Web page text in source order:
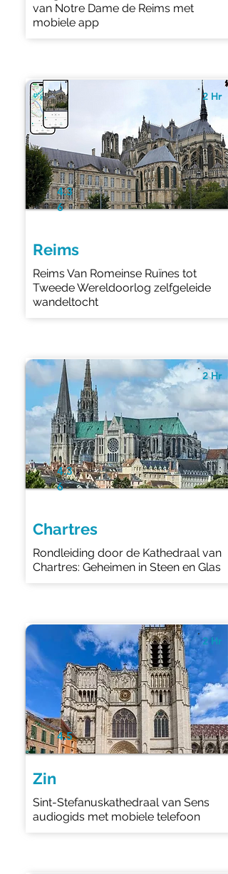
van Notre Dame de Reims met
mobiele app
4.3
6
Reims
Reims Van Romeinse Ruïnes tot
Tweede Wereldoorlog zelfgeleide
wandeltocht
2 Hr
4.3
6
Chartres
Rondleiding door de Kathedraal van
Chartres: Geheimen in Steen en Glas
2 Hr
4.5
Zin
Sint-Stefanuskathedraal van Sens
audiogids met mobiele telefoon
2 Hr